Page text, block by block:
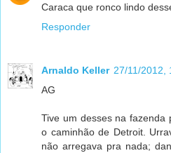
Caraca que ronco lindo
Responder
Arnaldo Keller 27/11/2012,
AG
Tive um desses na fazenda
o caminhão de Detroit.
não arregava pra nada;